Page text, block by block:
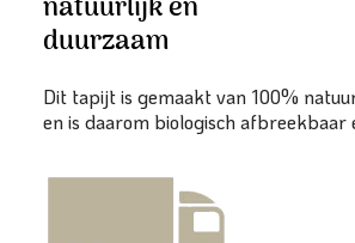
natuurlijk en
duurzaam
Dit tapijt is gemaakt van 100%
en is daarom biologisch afbreekbaar